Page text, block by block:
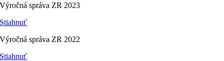
Výročná správa ZR 2023
Stiahnuť
Výročná správa ZR 2022
Stiahnuť